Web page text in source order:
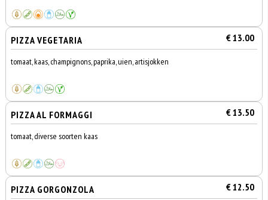
PIZZA VEGETARIA € 13.00
tomaat, kaas, champignons, paprika, uien, artisjokken
PIZZA AL FORMAGGI € 13.50
tomaat, diverse soorten kaas
PIZZA GORGONZOLA € 12.50